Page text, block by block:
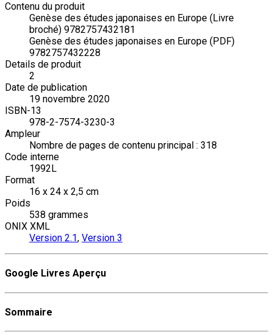
Contenu du produit
Genèse des études japonaises en Europe (Livre
broché) 9782757432181
Genèse des études japonaises en Europe (PDF)
9782757432228
Details de produit
2
Date de publication
19 novembre 2020
ISBN-13
978-2-7574-3230-3
Ampleur
Nombre de pages de contenu principal : 318
Code interne
1992L
Format
16 x 24 x 2,5 cm
Poids
538 grammes
ONIX XML
Version 2.1, Version 3
Google Livres Aperçu
Sommaire